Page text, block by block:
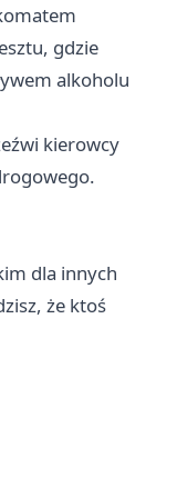
gdzie
alkoholu
kierowcy
dla innych
że ktoś